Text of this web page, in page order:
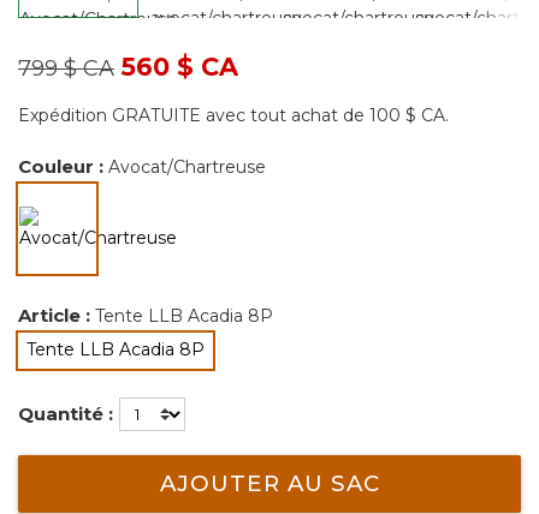
Prix réduit de
799 $ CAà560 $ CA
Expédition GRATUITE avec tout achat de 100 $ CA.
Couleur : Avocat/Chartreuse
Article : Tente LLB Acadia 8P
Tente LLB Acadia 8P
sélectionné
Quantité :
AJOUTER AU SAC